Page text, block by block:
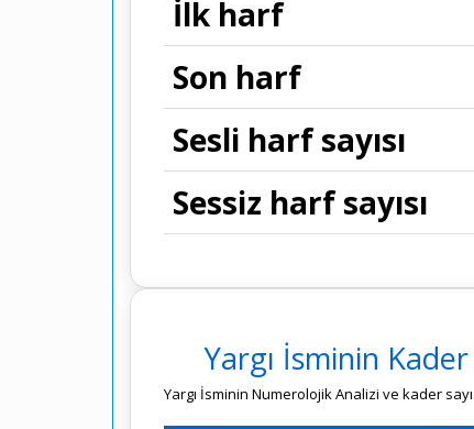
İlk harf
Son harf
Sesli harf sayısı
Sessiz harf sayısı
Yargı İsminin
Yargı İsminin Numerolojik Analizi ve kader